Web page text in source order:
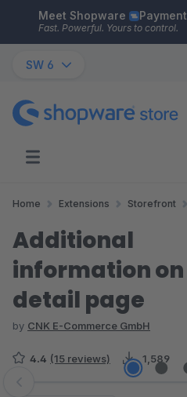
Skip to main content
Meet Shopware
Fast. Powerful. Yours to control.
SW 6
Home Extensions Storefront
Additional
information
detail page
by CNK E-Commerce GmbH
4.4 (15 reviews) 1,589
Skip image gallery